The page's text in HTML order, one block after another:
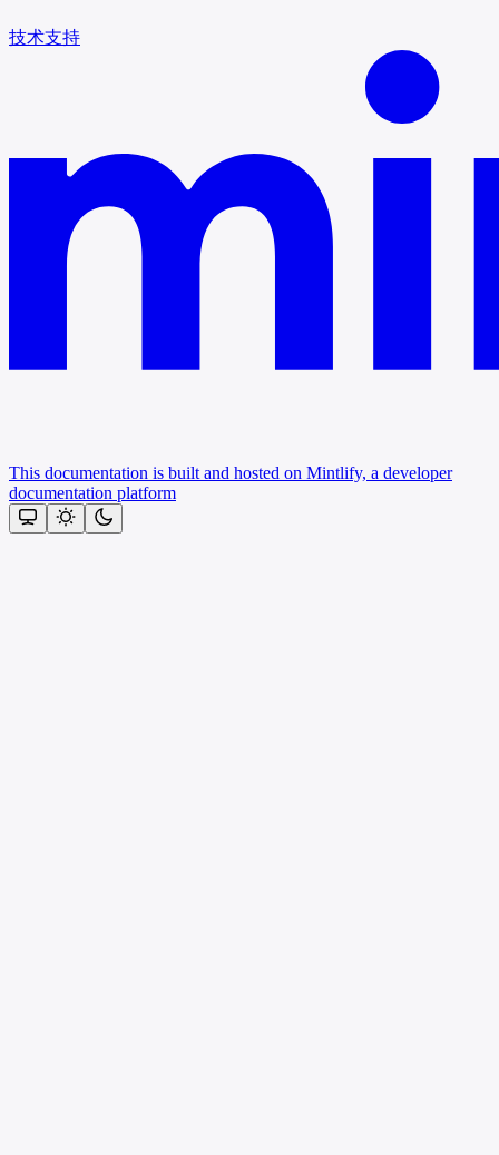
技术支持
This documentation is built and hosted on Mintlify, a developer
documentation platform